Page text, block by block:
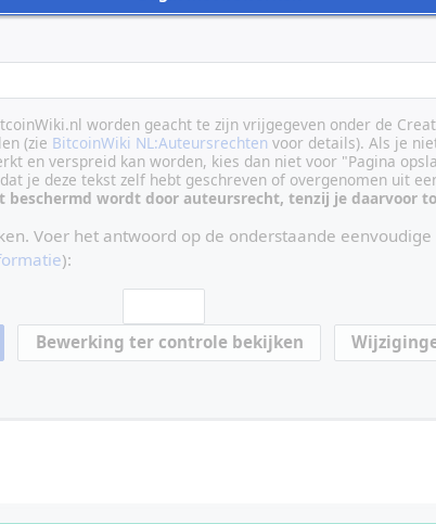
worden geacht te zijn vrijgegeven onder de
(zie BitcoinWiki NL:Auteursrechten voor details). Als je
en verspreid kan worden, kies dan niet voor "Pagina
je deze tekst zelf hebt geschreven of overgenomen uit
beschermd wordt door auteursrecht, tenzij je daarvoor
Voer het antwoord op de onderstaande
):